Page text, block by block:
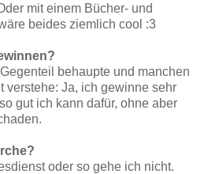
mit einem Bücher- und
beides ziemlich cool :3
behaupte und manchen
verstehe: Ja, ich gewinne sehr
gut ich kann dafür, ohne aber
oder so gehe ich nicht.